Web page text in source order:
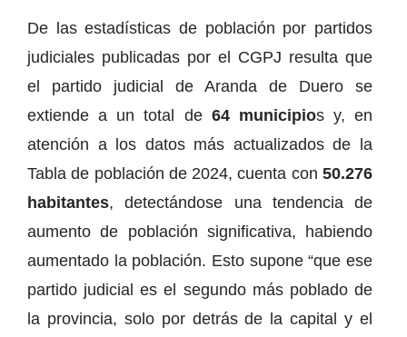
De las estadísticas de población por partidos
judiciales publicadas por el CGPJ resulta que
el partido judicial de Aranda de Duero se
extiende a un total de 64 municipios y, en
atención a los datos más actualizados de la
Tabla de población de 2024, cuenta con 50.276
habitantes, detectándose una tendencia de
aumento de población significativa, habiendo
aumentado la población. Esto supone “que ese
partido judicial es el segundo más poblado de
la provincia, solo por detrás de la capital y el